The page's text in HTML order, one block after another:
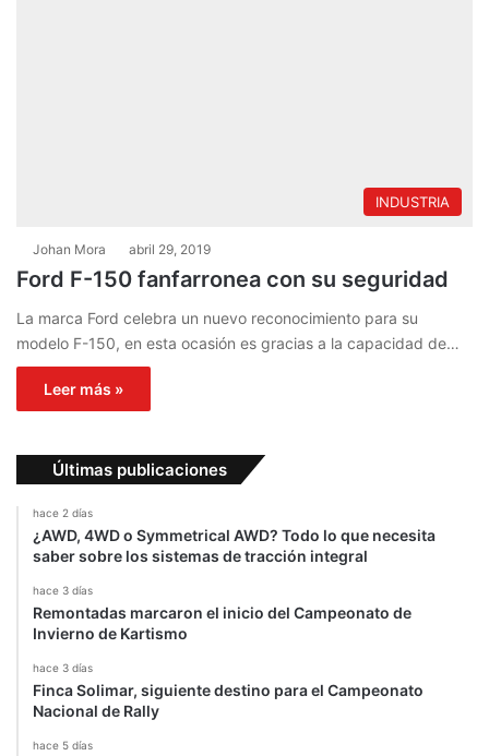
INDUSTRIA
Johan Mora abril 29, 2019
Ford F-150 fanfarronea con su seguridad
La marca Ford celebra un nuevo reconocimiento para su
modelo F-150, en esta ocasión es gracias a la capacidad de…
Leer más »
Últimas publicaciones
hace 2 días
¿AWD, 4WD o Symmetrical AWD? Todo lo que necesita
saber sobre los sistemas de tracción integral
hace 3 días
Remontadas marcaron el inicio del Campeonato de
Invierno de Kartismo
hace 3 días
Finca Solimar, siguiente destino para el Campeonato
Nacional de Rally
hace 5 días